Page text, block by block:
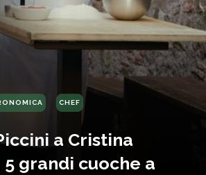
CHEF
a Cristina
grandi cuoche a